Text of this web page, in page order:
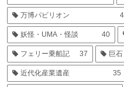
万博パビリオン
妖怪・UMA・怪談 40
フェリー乗船記 37 巨
近代化産業遺産 35